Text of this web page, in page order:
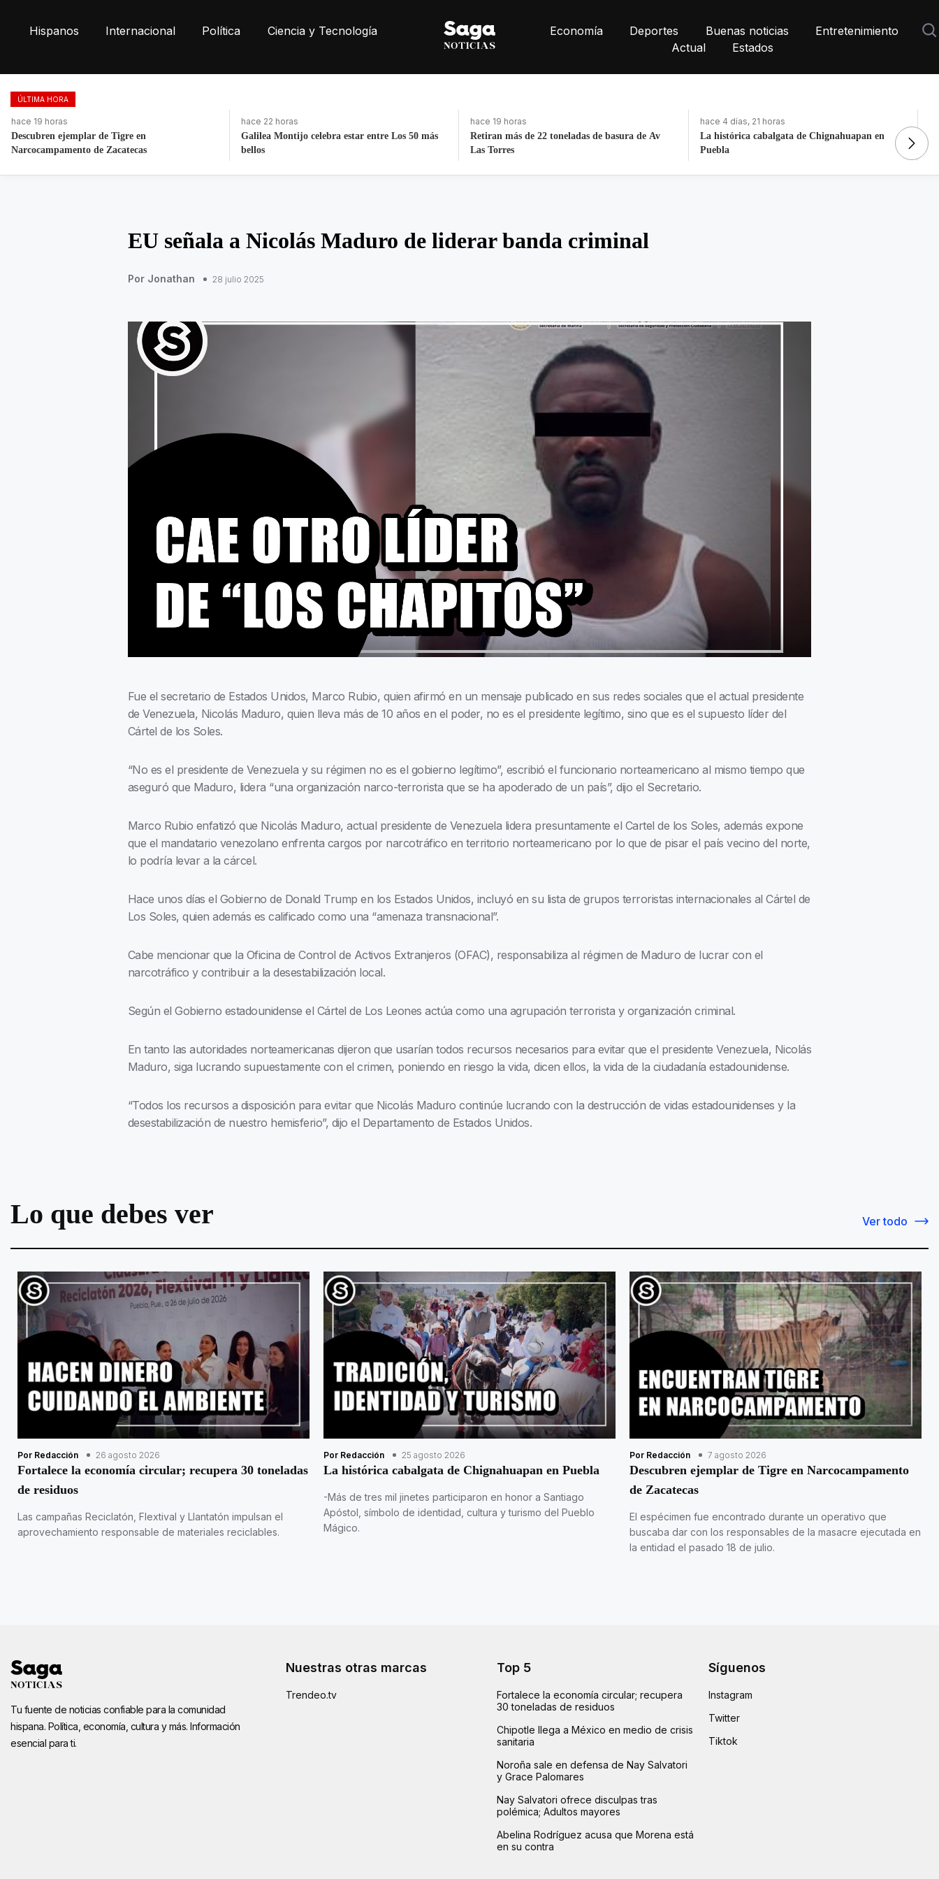
Hispanos Internacional Política Ciencia y Tecnología Economía Deportes Buenas noticias
Entretenimiento
Actual
Estados
ÚLTIMA HORA
hace 22 horas
Galilea Montijo celebra estar entre Los 50 más
bellos
hace 19 horas
Retiran más de 22 toneladas de basura de Av
Las Torres
hace 4 días, 21 horas
La histórica cabalgata de Chignahuapan en
Puebla
hace 4 días, 21 horas
Fortalece la economía circular; recupera 30
toneladas de residuos
EU señala a Nicolás Maduro de liderar banda criminal
Por Jonathan 28 julio 2025
Fue el secretario de Estados Unidos, Marco Rubio, quien afirmó en un mensaje publicado en sus redes sociales que el actual presidente
de Venezuela, Nicolás Maduro, quien lleva más de 10 años en el poder, no es el presidente legítimo, sino que es el supuesto líder del
Cártel de los Soles.
“No es el presidente de Venezuela y su régimen no es el gobierno legítimo”, escribió el funcionario norteamericano al mismo tiempo que
aseguró que Maduro, lidera “una organización narco-terrorista que se ha apoderado de un país”, dijo el Secretario.
Marco Rubio enfatizó que Nicolás Maduro, actual presidente de Venezuela lidera presuntamente el Cartel de los Soles, además expone
que el mandatario venezolano enfrenta cargos por narcotráfico en territorio norteamericano por lo que de pisar el país vecino del norte,
lo podría levar a la cárcel.
Hace unos días el Gobierno de Donald Trump en los Estados Unidos, incluyó en su lista de grupos terroristas internacionales al Cártel de
Los Soles, quien además es calificado como una “amenaza transnacional”.
Cabe mencionar que la Oficina de Control de Activos Extranjeros (OFAC), responsabiliza al régimen de Maduro de lucrar con el
narcotráfico y contribuir a la desestabilización local.
Según el Gobierno estadounidense el Cártel de Los Leones actúa como una agrupación terrorista y organización criminal.
En tanto las autoridades norteamericanas dijeron que usarían todos recursos necesarios para evitar que el presidente Venezuela, Nicolás
Maduro, siga lucrando supuestamente con el crimen, poniendo en riesgo la vida, dicen ellos, la vida de la ciudadanía estadounidense.
“Todos los recursos a disposición para evitar que Nicolás Maduro continúe lucrando con la destrucción de vidas estadounidenses y la
desestabilización de nuestro hemisferio”, dijo el Departamento de Estados Unidos.
Lo que debes ver Ver todo
Por Redacción 26 agosto 2026
Fortalece la economía circular; recupera 30 toneladas
de residuos
Las campañas Reciclatón, Flextival y Llantatón impulsan el
aprovechamiento responsable de materiales reciclables.
Por Redacción 25 agosto 2026
La histórica cabalgata de Chignahuapan en Puebla
-Más de tres mil jinetes participaron en honor a Santiago
Apóstol, símbolo de identidad, cultura y turismo del Pueblo
Mágico.
Por Redacción 7 agosto 2026
Descubren ejemplar de Tigre en Narcocampamento
de Zacatecas
El espécimen fue encontrado durante un operativo que
buscaba dar con los responsables de la masacre ejecutada en
la entidad el pasado 18 de julio.
Tu fuente de noticias confiable para la comunidad
hispana. Política, economía, cultura y más. Información
esencial para ti.
Nuestras otras marcas
Trendeo.tv
Top 5
Fortalece la economía circular; recupera
30 toneladas de residuos
Chipotle llega a México en medio de crisis
sanitaria
Noroña sale en defensa de Nay Salvatori
y Grace Palomares
Nay Salvatori ofrece disculpas tras
polémica; Adultos mayores
Abelina Rodríguez acusa que Morena está
en su contra
Síguenos
Instagram
Twitter
Tiktok